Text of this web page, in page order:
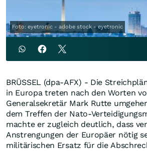
Foto: eyetronic - adobe stock - eyetronic
BRÜSSEL (dpa-AFX) - Die
in Europa treten nach den Worten
Generalsekretär Mark Rutte
dem Treffen der Nato-
machte er zugleich deutlich, dass
Anstrengungen der Europäer nötig
militärischen Ersatz für die